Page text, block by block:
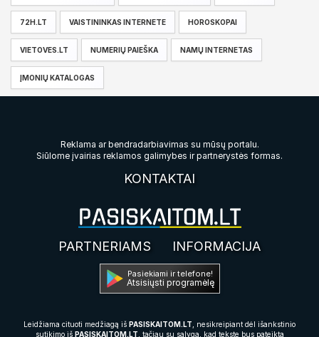
72H.LT VAISTININKAS INTERNETE HOROSKOPAI
VIETOVES.LT NUMERIŲ PAIEŠKA NAMŲ INTERNETAS
ĮMONIŲ KATALOGAS
Reklama ar bendradarbiavimas su mūsų portalu.
Siūlome įvairias reklamos galimybes ir partnerystės formas.
KONTAKTAI
PARTNERIAMS INFORMACIJA
Pasiekiami ir telefone!
Atsisiųsti programėlę
Leidžiama cituoti medžiagą iš PASISKAITOM.LT , nesikreipiant dėl išankstinio
sutikimo iš PASISKAITOM.LT , tačiau su sąlyga, kad tekste bus pateikta